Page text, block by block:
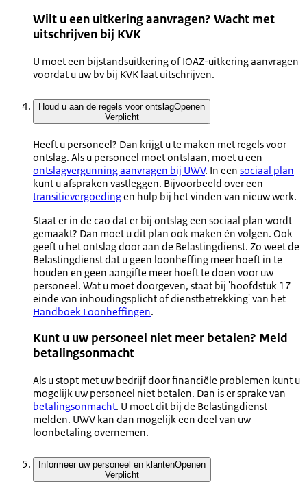
Wilt u een uitkering aanvragen? Wacht met
uitschrijven bij KVK
U moet een bijstandsuitkering of IOAZ-uitkering aanvragen
voordat u uw bv bij KVK laat uitschrijven.
Houd u aan de regels voor ontslagOpenen
Verplicht
Heeft u personeel? Dan krijgt u te maken met regels voor
ontslag. Als u personeel moet ontslaan, moet u een
ontslagvergunning aanvragen bij UWV. In een sociaal plan
kunt u afspraken vastleggen. Bijvoorbeeld over een
transitievergoedingen hulp bij het vinden van nieuw werk.
Staat er in de cao dat er bij ontslag een sociaal plan wordt
gemaakt? Dan moet u dit plan ook maken én volgen. Ook
geeft u het ontslag door aan de Belastingdienst. Zo weet de
Belastingdienst dat u geen loonheffing meer hoeft in te
houden en geen aangifte meer hoeft te doen voor uw
personeel. Wat u moet doorgeven, staat bij 'hoofdstuk 17
einde van inhoudingsplicht of dienstbetrekking' van het
Handboek Loonheffingen.
Kunt u uw personeel niet meer betalen? Meld
betalingsonmacht
Als u stopt met uw bedrijf door financiële problemen kunt u
mogelijk uw personeel niet betalen. Dan is er sprake van
betalingsonmacht. U moet dit bij de Belastingdienst
melden. UWV kan dan mogelijk een deel van uw
loonbetaling overnemen.
Informeer uw personeel en klantenOpenen
Verplicht